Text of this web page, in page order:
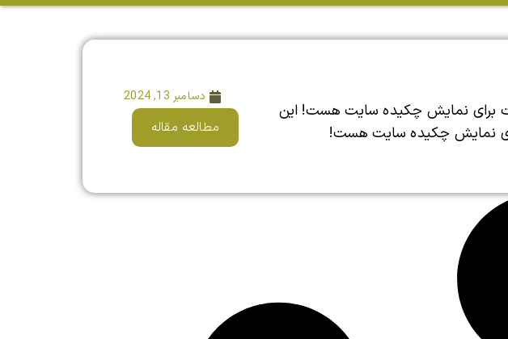
نمایش چکیده سایت هست! این
نمایش چکیده سایت هست!
دسامبر 13, 2024
مطالعه مقاله